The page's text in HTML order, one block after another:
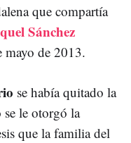
que compartía
Sánchez
mayo de 2013.
se había quitado la
se le otorgó la
que la familia del